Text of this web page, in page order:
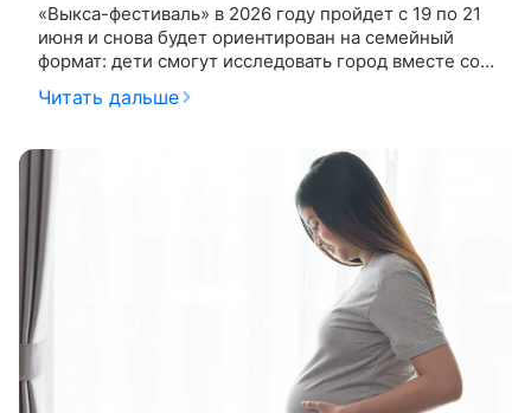
«Выкса-фестиваль» в 2026 году пройдет с 19 по 21
июня и снова будет ориентирован на семейный
формат: дети смогут исследовать город вместе со
взрослыми. Программа включает музыкальное
шествие-перформанс,
Читать дальше